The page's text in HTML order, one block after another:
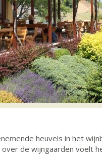
heuvels in het
de wijngaarden voelt